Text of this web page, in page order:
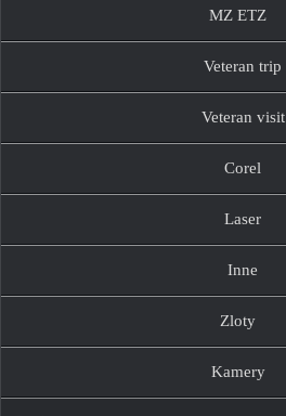
MZ ETZ
Veteran trip
Veteran visit
Corel
Laser
Inne
Zloty
Kamery